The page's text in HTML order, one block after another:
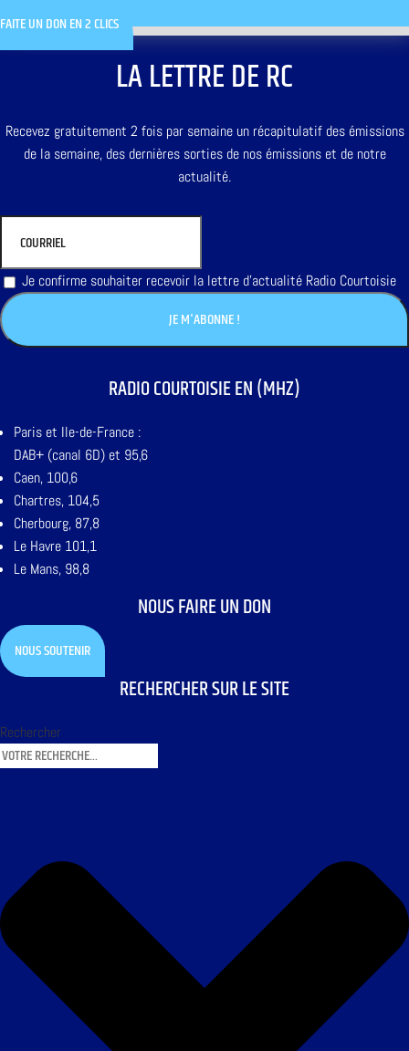
FAITE UN DON EN 2 CLICS
LA LETTRE DE RC
Recevez gratuitement 2 fois par semaine un récapitulatif des émissions
de la semaine, des dernières sorties de nos émissions et de notre
actualité.
Je confirme souhaiter recevoir la lettre d'actualité Radio Courtoisie
RADIO COURTOISIE EN (MHZ)
Paris et Ile-de-France :
DAB+ (canal 6D) et 95,6
Caen, 100,6
Chartres, 104,5
Cherbourg, 87,8
Le Havre 101,1
Le Mans, 98,8
NOUS FAIRE UN DON
NOUS SOUTENIR
RECHERCHER SUR LE SITE
Rechercher